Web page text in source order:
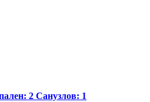
2 Санузлов: 1